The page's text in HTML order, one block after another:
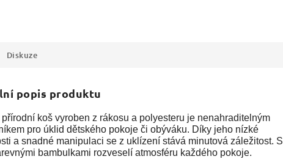
Diskuze
popis produktu
přírodní koš vyroben z rákosu a polyesteru je nenahraditelným
pro úklid dětského pokoje či obýváku. Díky jeho nízké
a snadné manipulaci se z uklízení stává minutová záležitost. S
bambulkami rozveselí atmosféru každého pokoje.